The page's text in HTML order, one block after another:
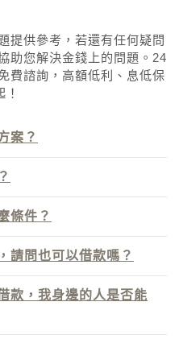
提供參考，若還有任何疑問
助您解決金錢上的問題。24
費諮詢，高額低利、息低保
案？
條件？
請問也可以借款嗎？
款，我身邊的人是否能